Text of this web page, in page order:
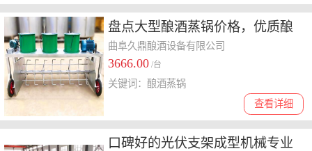
盘点大型酿酒蒸锅价格，优质酿
酒蒸锅工厂哪家性价比高
曲阜久鼎酿酒设备有限公司
3666.00 /台
查看详细
关键词：酿酒蒸锅
口碑好的光伏支架成型机械专业